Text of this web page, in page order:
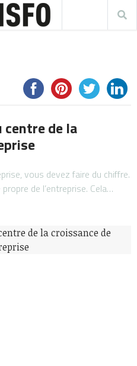
de la
vous devez faire du chiffre.
de l’entreprise. Cela…